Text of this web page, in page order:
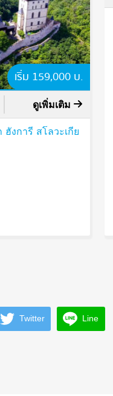
เริ่ม 159,000 บ.
ฮังการี สโลวะเกีย
ดูเพิ่มเติม
Twitter Line